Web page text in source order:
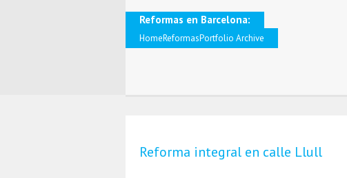
Reformas en Barcelona:
HomeReformasPortfolio Archive
Reforma integral en calle Llull